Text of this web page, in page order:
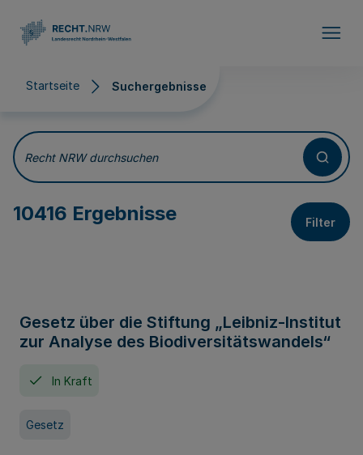
Startseite Suchergebnisse
Suchergebnisse
Recht NRW durchsuchen
10416 Ergebnisse Filter
Gesetz über die Stiftung „Leibniz-Institut
zur Analyse des Biodiversitätswandels“
In Kraft
Gesetz